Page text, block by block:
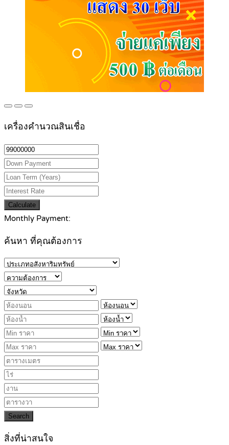
เครื่องคำนวณสินเชื่อ
Calculate
Monthly Payment:
ค้นหา ที่คุณต้องการ
Search
สิ่งที่น่าสนใจ